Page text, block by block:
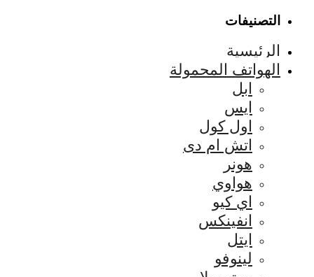
التصنيفات
الرئيسية
الهواتف المحمولة
ابل
ايس
اول كول
اتش ام دى
هونر
هواوي
اي كيو
انفينكس
ايتل
لينوفو